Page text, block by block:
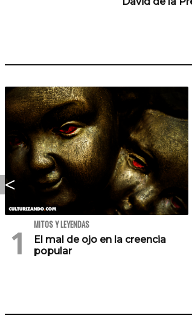
MITOS Y LEYENDAS
El mal de ojo en la creencia
popular